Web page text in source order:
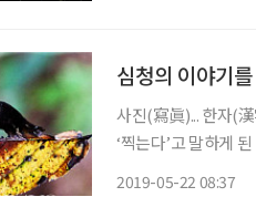
심청의 이야기
사진(寫眞)... 한자(漢
‘찍는다’고 말하게
2019-05-22 08:37